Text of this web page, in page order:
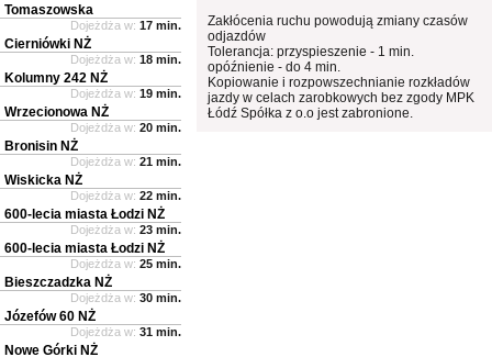
Zakłócenia ruchu powodują zmiany czasów
odjazdów
Tolerancja: przyspieszenie - 1 min.
opóźnienie - do 4 min.
Kopiowanie i rozpowszechnianie rozkładów
jazdy w celach zarobkowych bez zgody MPK
Łódź Spółka z o.o jest zabronione.
Tomaszowska
Dojeżdża w: 17 min.
Cierniówki NŻ
Dojeżdża w: 18 min.
Kolumny 242 NŻ
Dojeżdża w: 19 min.
Wrzecionowa NŻ
Dojeżdża w: 20 min.
Bronisin NŻ
Dojeżdża w: 21 min.
Wiskicka NŻ
Dojeżdża w: 22 min.
600-lecia miasta Łodzi NŻ
Dojeżdża w: 23 min.
600-lecia miasta Łodzi NŻ
Dojeżdża w: 25 min.
Bieszczadzka NŻ
Dojeżdża w: 30 min.
Józefów 60 NŻ
Dojeżdża w: 31 min.
Nowe Górki NŻ